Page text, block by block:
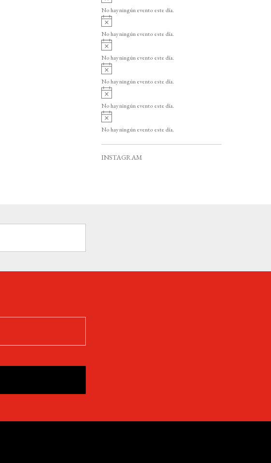
o
v
i
o
No hay ningún evento este día.
v
i
o
No hay ningún evento este día.
v
i
o
No hay ningún evento este día.
v
i
o
No hay ningún evento este día.
A
v
i
o
No hay ningún evento este día.
A
v
i
No hay ningún evento este día.
INSTAGRAM